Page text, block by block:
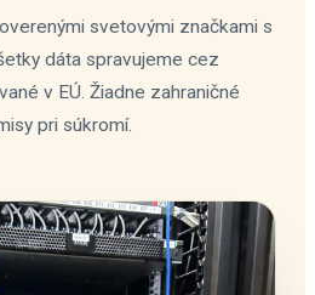
svetovými značkami s
dáta spravujeme cez
v EÚ. Žiadne zahraničné
pri súkromí.